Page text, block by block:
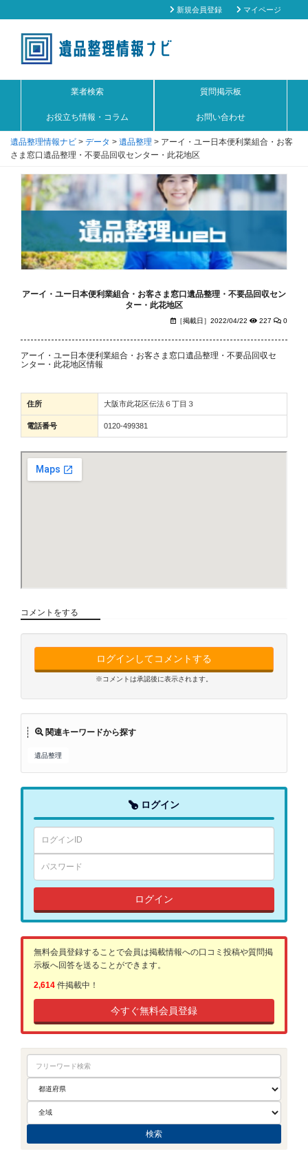
新規会員登録 マイページ
業者検索 質問掲示板
お役立ち情報・コラム お問い合わせ
遺品整理情報ナビ > データ > 遺品整理 > アーイ・ユー日本便利業組合・お客
さま窓口遺品整理・不要品回収センター・此花地区
アーイ・ユー日本便利業組合・お客さま窓口遺品整理・不要品回収セン
ター・此花地区
［掲載日］2022/04/22 227 0
アーイ・ユー日本便利業組合・お客さま窓口遺品整理・不要品回収セ
ンター・此花地区情報
住所 大阪市此花区伝法６丁目３
電話番号 0120-499381
コメントをする
ログインしてコメントする
※コメントは承認後に表示されます。
関連キーワードから探す
遺品整理
ログイン
ログイン
無料会員登録することで会員は掲載情報への口コミ投稿や質問掲
示板へ回答を送ることができます。
2,614 件掲載中！
今すぐ無料会員登録